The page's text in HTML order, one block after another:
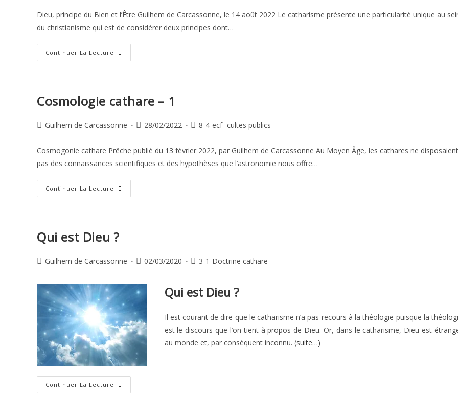
la
publication :
Dieu, principe du Bien et l’Être Guilhem de Carcassonne, le 14 août 2022 Le catharisme présente une particularité unique au
du christianisme qui est de considérer deux principes dont…
Continuer La Lecture Dieu,
Principe
Cosmologie cathare – 1
Auteur/autrice
la
publication :
Guilhem de Carcassonne
Publication
28/02/2022
Post8-4-ecf- cultes publics
Cosmogonie cathare Prêche publié du 13 février 2022, par Guilhem de Carcassonne Au Moyen Âge, les cathares ne disposaient
pas des connaissances scientifiques et des hypothèses que l’astronomie nous offre…
Continuer La Lecture Cosmologie
Cathare
Qui est Dieu ?
Auteur/autrice
la
publication :
Guilhem de Carcassonne
Publication
02/03/2020
Post3-1-Doctrine cathare
Qui est Dieu ?
Il est courant de dire que le catharisme n’a pas recours à la théologie puisque la
est le discours que l’on tient à propos de Dieu. Or, dans le catharisme, Dieu est
au monde et, par conséquent inconnu. (suite…)
Continuer La Lecture Qui
Est